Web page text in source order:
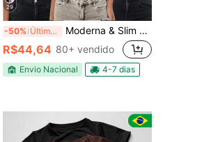
29
-50% Últimos 2 dias Moderna & Slim Kit 3: Baby Tee Feminina: Blusa Slim Fit Manga Curta
R$44,64 80+ vendido
Envio Nacional 4-7 dias